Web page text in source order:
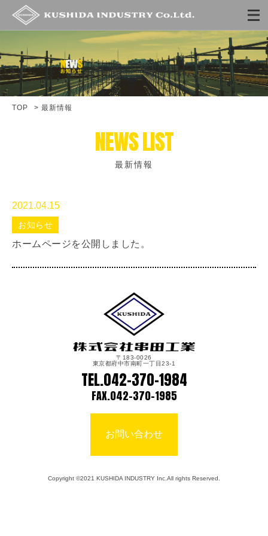
TOP > 最新情報
NEWS LIST
最新情報
2021.04.15
お知らせ
ホームページを公開しました。
〒183-0026
東京都府中市南町一丁目23-1
TEL.042-370-1984
FAX.042-370-1985
お問い合わせ
Copyright ©2021 KUSHIDA INDUSTRY Inc.All rights Reserved.